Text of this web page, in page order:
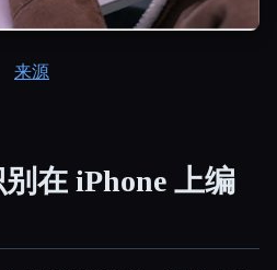
来源
在 iPhone 上编